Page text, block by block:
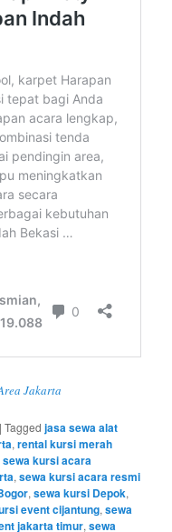
Jakarta
|Tagged jasa sewa alat
,rental kursi merah
sewa kursi acara
,sewa kursi acara resmi
,sewa kursi Depok,
event cijantung,sewa
jakarta timur,sewa